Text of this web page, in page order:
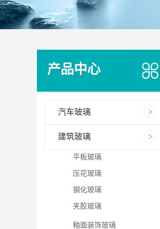
产品中心
汽车玻璃
建筑玻璃
平板玻璃
压花玻璃
钢化玻璃
夹胶玻璃
釉面装饰玻璃